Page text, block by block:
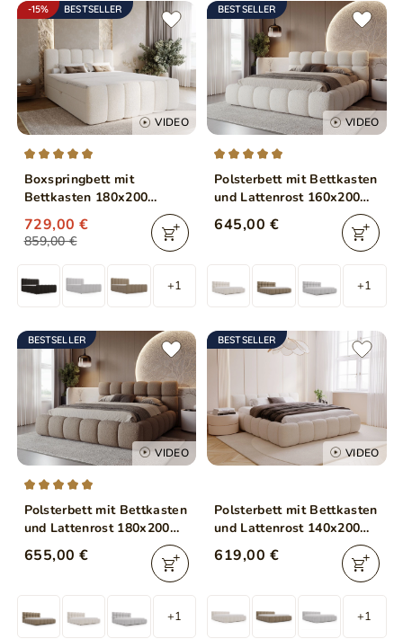
-15% BESTSELLER
VIDEO
Boxspringbett mit
Bettkasten 180x200
Bouclé-Stoff Cloud Beige
859,00 €
729,00 €
+1
BESTSELLER
VIDEO
Polsterbett mit Bettkasten
und Lattenrost 160x200
Modo aus Bouclé-Stoff
Beige
645,00 €
+1
BESTSELLER
VIDEO
Polsterbett mit Bettkasten
und Lattenrost 180x200
Modo aus Bouclé-Stoff
Braun
655,00 €
+1
BESTSELLER
VIDEO
Polsterbett mit Bettkasten
und Lattenrost 140x200
Cloud Low Bouclé-Stoff
Beige
619,00 €
+1